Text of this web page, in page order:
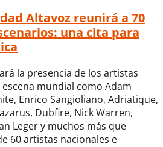
Altavoz reunirá a 70
una cita para
la presencia de los artistas
mundial como Adam
Enrico Sangioliano, Adriatique,
Dubfire, Nick Warren,
Leger y muchos más que
60 artistas nacionales e